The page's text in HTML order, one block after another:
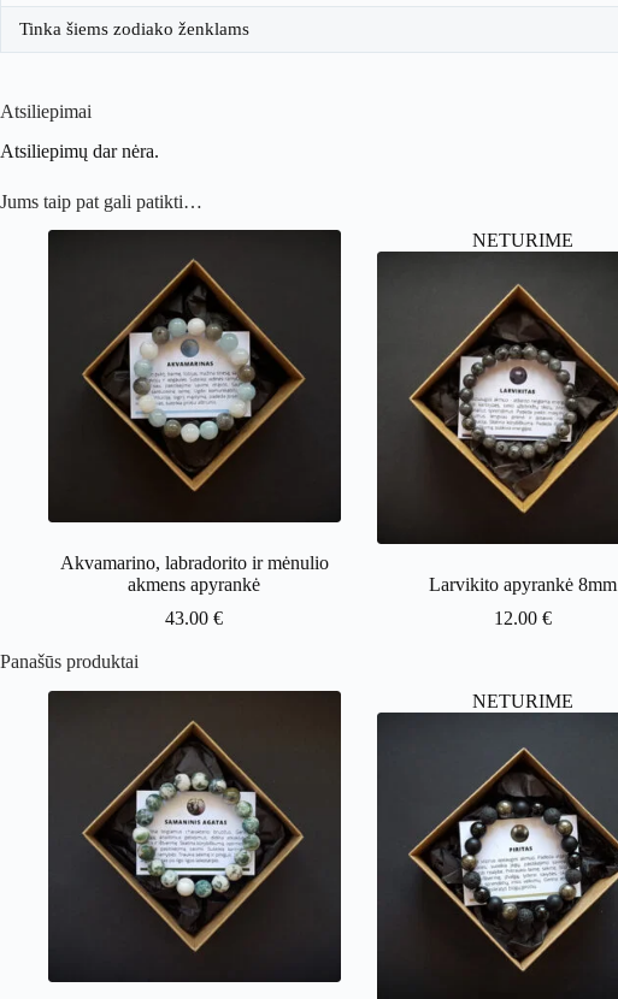
Tinka šiems zodiako ženklams
Atsiliepimai
Atsiliepimų dar nėra.
Jums taip pat gali patikti…
Akvamarino, labradorito ir mėnulio
akmens apyrankė
43.00€
NETURIME
Larvikito apyrankė 8mm
12.00 €
Panašūs produktai
NETURIME